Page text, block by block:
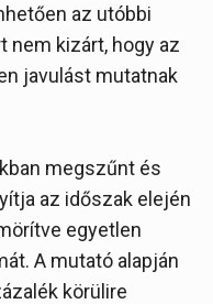
az utóbbi
nem kizárt, hogy az
javulást mutatnak
megszűnt és
az időszak elején
egyetlen
A mutató alapján
körülire